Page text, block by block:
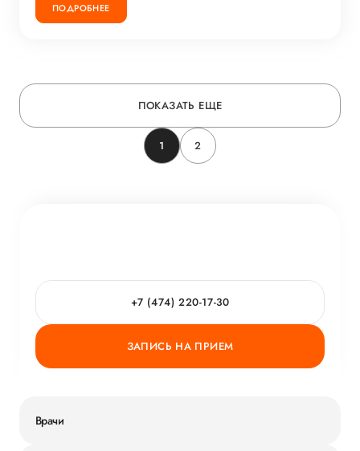
ПОДРОБНЕЕ
ПОКАЗАТЬ ЕЩЕ
1 2
+7 (474) 220-17-30
ЗАПИСЬ НА ПРИЕМ
Врачи